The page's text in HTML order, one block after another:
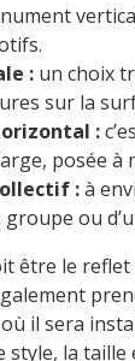
: un choix
sur la
:
posée à
:à
groupe ou
être le
il sera
style, la taille